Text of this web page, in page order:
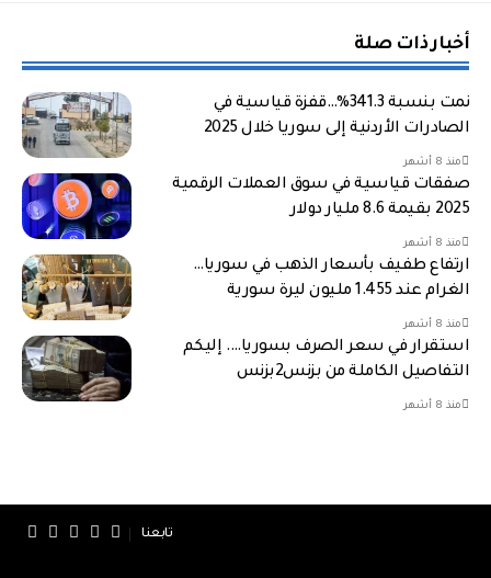
أخبار ذات صلة
نمت بنسبة 341.3%…قفزة قياسية في
الصادرات الأردنية إلى سوريا خلال 2025
منذ 8 أشهر
صفقات قياسية في سوق العملات الرقمية
2025 بقيمة 8.6 مليار دولار
منذ 8 أشهر
ارتفاع طفيف بأسعار الذهب في سوريا…
الغرام عند 1.455 مليون ليرة سورية
منذ 8 أشهر
استقرار في سعر الصرف بسوريا…. إليكم
التفاصيل الكاملة من بزنس2بزنس
منذ 8 أشهر
تابعنا